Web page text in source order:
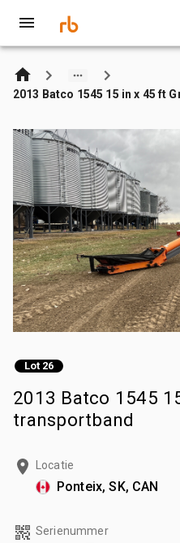
2013 Batco 1545 15 in x 45 ft
Lot 26
2013 Batco 1545
transportband
Locatie
Ponteix, SK, CAN
Serienummer